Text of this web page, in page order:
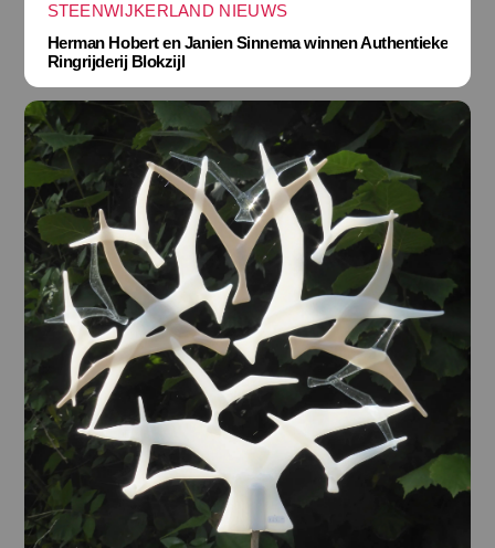
STEENWIJKERLAND NIEUWS
Herman Hobert en Janien Sinnema winnen Authentieke
Ringrijderij Blokzijl